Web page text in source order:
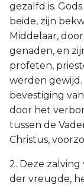
gezalfd is.
beide, zijn
Middelaar,
genaden, en
profeten,
werden gewijd.
bevestiging
door het
tussen de
Christus,
2. Deze
der vreugde,